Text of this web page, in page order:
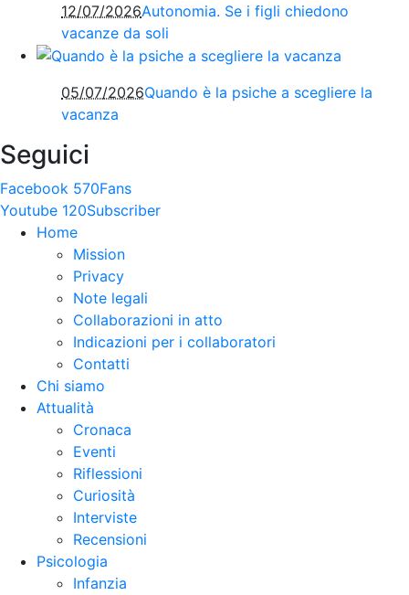
12/07/2026Autonomia. Se i figli chiedono
vacanze da soli
05/07/2026Quando è la psiche a scegliere la
vacanza
Seguici
Facebook 570Fans
Youtube 120Subscriber
Home
Mission
Privacy
Note legali
Collaborazioni in atto
Indicazioni per i collaboratori
Contatti
Chi siamo
Attualità
Cronaca
Eventi
Riflessioni
Curiosità
Interviste
Recensioni
Psicologia
Infanzia